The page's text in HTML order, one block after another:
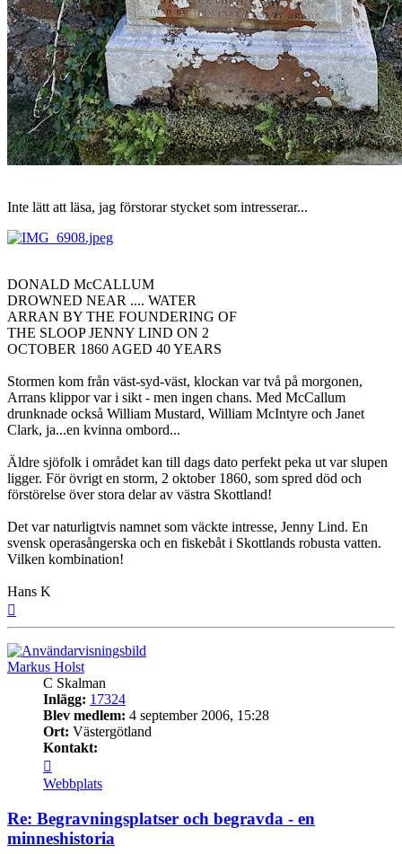
Inte lätt att läsa, jag förstorar stycket som intresserar...
DONALD McCALLUM
DROWNED NEAR .... WATER
ARRAN BY THE FOUNDERING OF
THE SLOOP JENNY LIND ON 2
OCTOBER 1860 AGED 40 YEARS
Stormen kom från väst-syd-väst, klockan var två på morgonen,
Arrans klippor var i sikt - men ingen chans. Med McCallum
drunknade också William Mustard, William McIntyre och Janet
Clark, ja...en kvinna ombord...
Äldre sjöfolk i området kan till dags dato perfekt peka ut var slupen
ligger. För övrigt en storm, 2 oktober 1860, som spred död och
förstörelse över stora delar av västra Skottland!
Det var naturligtvis namnet som väckte intresse, Jenny Lind. En
svensk operasångerska och en fiskebåt i Skottlands robusta vatten.
Vilken kombination!
Hans K
Markus Holst
C Skalman
Inlägg: 17324
Blev medlem: 4 september 2006, 15:28
Ort: Västergötland
Kontakt:
Markus
Holst
Webbplats
Re: Begravningsplatser och begravda - en
minneshistoria